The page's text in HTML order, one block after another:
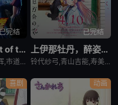
完结
北斗神拳 -Fist of the North Star-
武内骏辅,山下大辉,市道真央
已完结
上伊那牡丹，醉姿如百合
铃代纱弓,青山吉能,寿美菜子,天海由梨奈,富田美忧,河濑茉希
喜剧 动画